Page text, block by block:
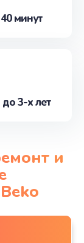
минут
3-х лет
и